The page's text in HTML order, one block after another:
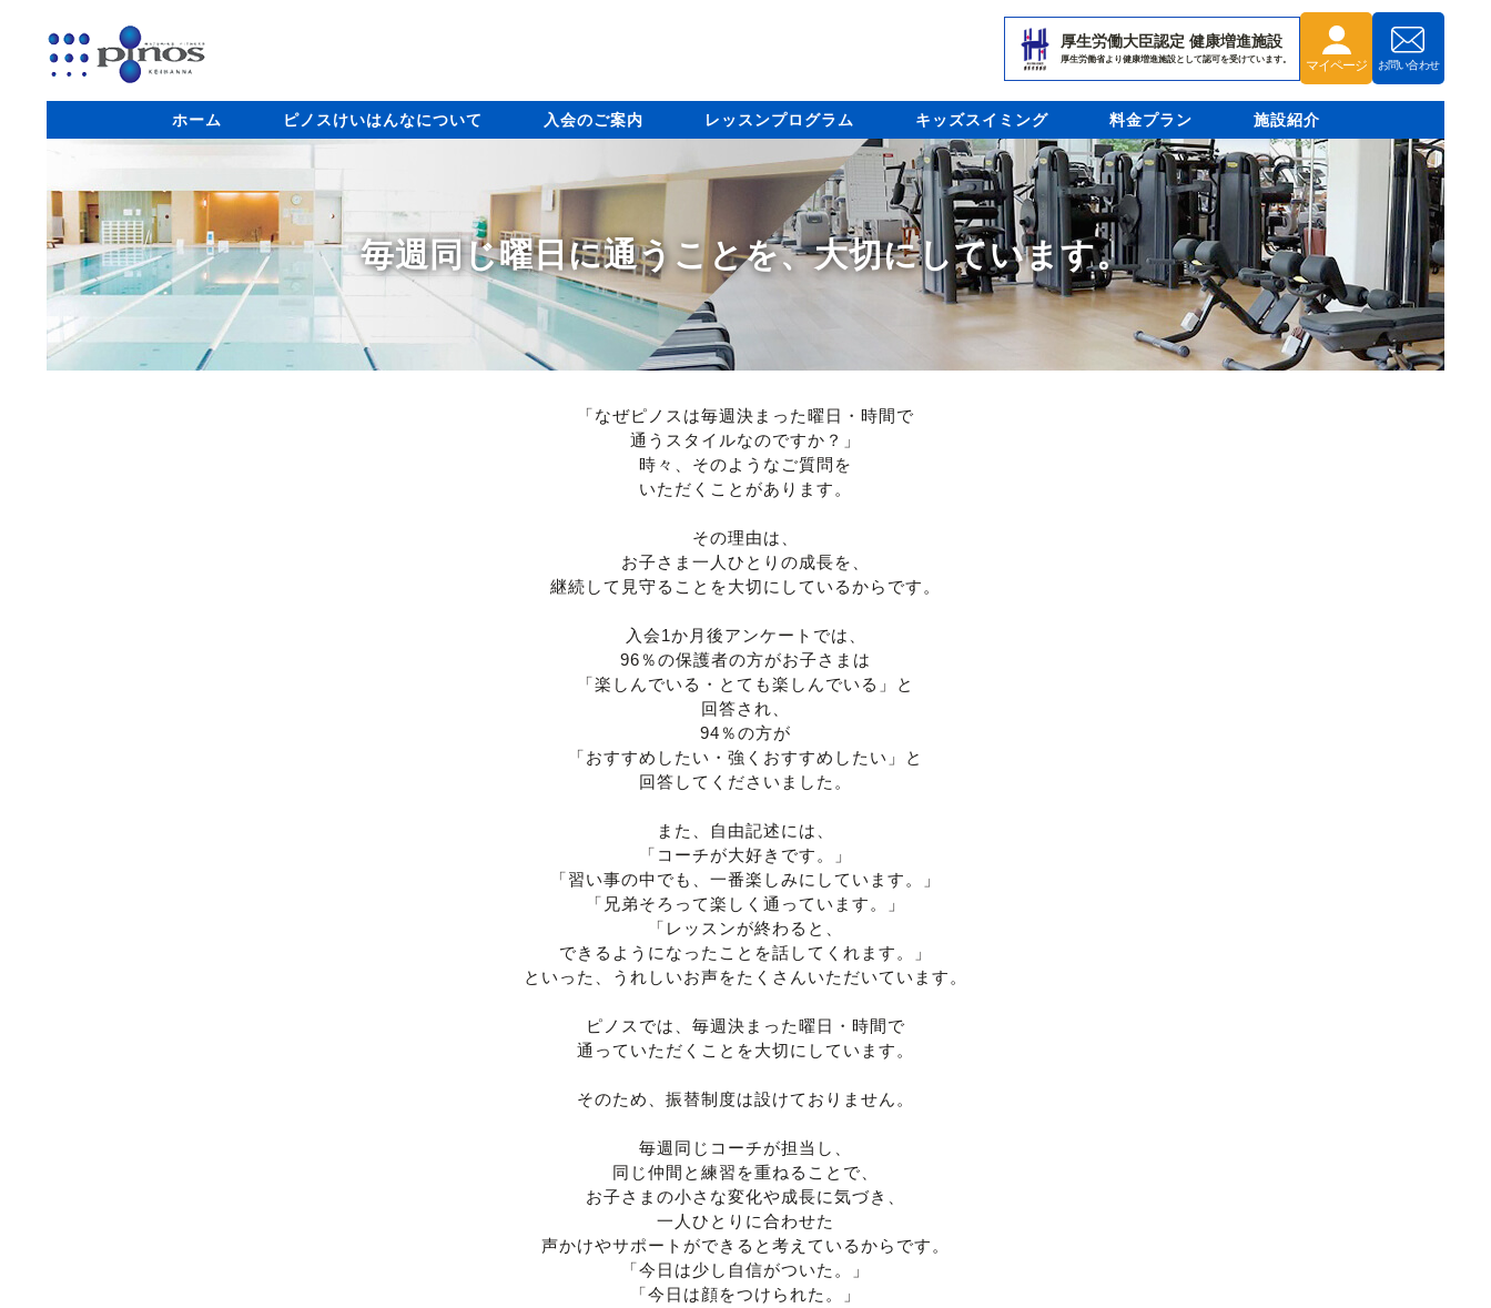
厚生労働大臣認定 健康増進施設
厚生労働省より健康増進施設として認可を受けています。 マイページ お問い合わせ
ホーム ピノスけいはんなについて 入会のご案内 レッスンプログラム キッズスイミング 料金プラン 施設紹介
毎週同じ曜日に通うことを、大切にしています。
「なぜピノスは毎週決まった曜日・時間で
通うスタイルなのですか？」
時々、そのようなご質問を
いただくことがあります。
その理由は、
お子さま一人ひとりの成長を、
継続して見守ることを大切にしているからです。
入会1か月後アンケートでは、
96％の保護者の方がお子さまは
「楽しんでいる・とても楽しんでいる」と
回答され、
94％の方が
「おすすめしたい・強くおすすめしたい」と
回答してくださいました。
また、自由記述には、
「コーチが大好きです。」
「習い事の中でも、一番楽しみにしています。」
「兄弟そろって楽しく通っています。」
「レッスンが終わると、
できるようになったことを話してくれます。」
といった、うれしいお声をたくさんいただいています。
ピノスでは、毎週決まった曜日・時間で
通っていただくことを大切にしています。
そのため、振替制度は設けておりません。
毎週同じコーチが担当し、
同じ仲間と練習を重ねることで、
お子さまの小さな変化や成長に気づき、
一人ひとりに合わせた
声かけやサポートができると考えているからです。
「今日は少し自信がついた。」
「今日は顔をつけられた。」